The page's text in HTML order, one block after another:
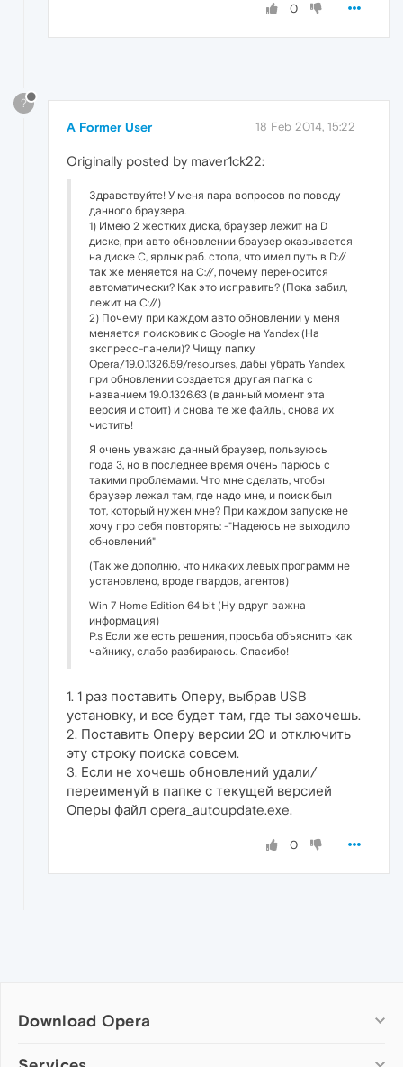
0
?
A Former User 18 Feb 2014, 15:22
Originally posted by maver1ck22:
Здравствуйте! У меня пара вопросов по поводу
данного браузера.
1) Имею 2 жестких диска, браузер лежит на D
диске, при авто обновлении браузер оказывается
на диске C, ярлык раб. стола, что имел путь в D://
так же меняется на C://, почему переносится
автоматически? Как это исправить? (Пока забил,
лежит на C://)
2) Почему при каждом авто обновлении у меня
меняется поисковик с Google на Yandex (На
экспресс-панели)? Чищу папку
Opera/19.0.1326.59/resourses, дабы убрать Yandex,
при обновлении создается другая папка с
названием 19.0.1326.63 (в данный момент эта
версия и стоит) и снова те же файлы, снова их
чистить!
Я очень уважаю данный браузер, пользуюсь
года 3, но в последнее время очень парюсь с
такими проблемами. Что мне сделать, чтобы
браузер лежал там, где надо мне, и поиск был
тот, который нужен мне? При каждом запуске не
хочу про себя повторять: -"Надеюсь не выходило
обновлений"
(Так же дополню, что никаких левых программ не
установлено, вроде гвардов, агентов)
Win 7 Home Edition 64 bit (Ну вдруг важна
информация)
P.s Если же есть решения, просьба объяснить как
чайнику, слабо разбираюсь. Спасибо!
1. 1 раз поставить Оперу, выбрав USB
установку, и все будет там, где ты захочешь.
2. Поставить Оперу версии 20 и отключить
эту строку поиска совсем.
3. Если не хочешь обновлений удали/
переименуй в папке с текущей версией
Оперы файл opera_autoupdate.exe.
0
Download Opera
Computer browsers